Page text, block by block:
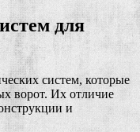
для
систем, которые
ворот. Их отличие
и